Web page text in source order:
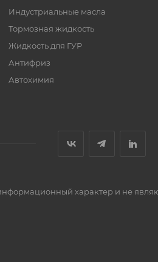
Индустриальные масла
Тормозная жидкость
Жидкость для ГУР
Антифриз
Автохимия
характер и не